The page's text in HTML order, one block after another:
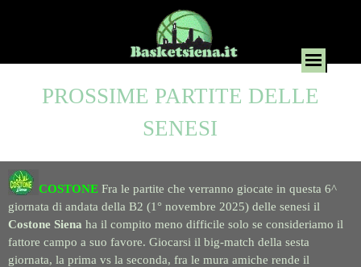
PROSSIME PARTITE DELLE
SENESI
COSTONE Fra le partite che verranno giocate in questa 6^
giornata di andata della B2 (1° novembre 2025) delle senesi il
Costone Siena ha il compito meno difficile solo se consideriamo il
fattore campo a suo favore. Giocarsi il big-match della sesta
giornata, la prima vs la seconda, fra le mura amiche rende il